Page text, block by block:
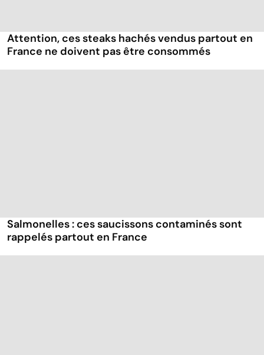
Attention, ces steaks hachés vendus partout en
France ne doivent pas être consommés
Salmonelles : ces saucissons contaminés sont
rappelés partout en France